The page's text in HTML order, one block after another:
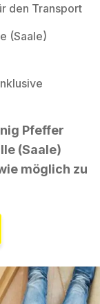
den Transport
(Saale)
Pfeffer
(Saale)
möglich zu